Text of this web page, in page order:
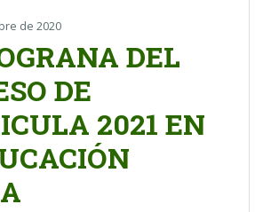
de 2020
DEL
DE
2021 EN